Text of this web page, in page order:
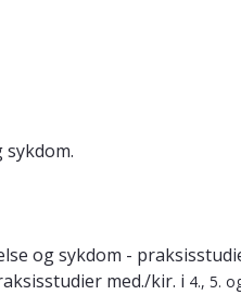
og sykdom -
med./kir. i 4., 5.